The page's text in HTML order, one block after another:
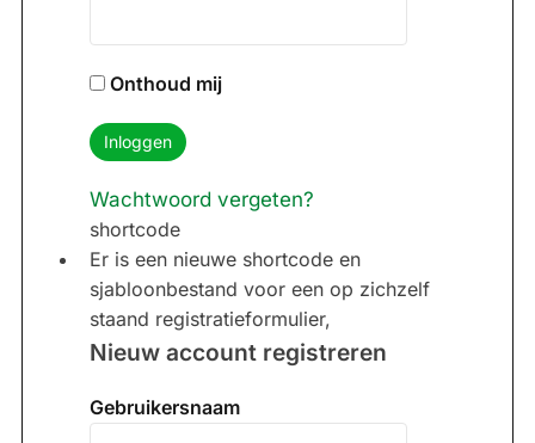
Onthoud mij
Wachtwoord vergeten?
shortcode
Er is een nieuwe shortcode en
sjabloonbestand voor een op zichzelf
staand registratieformulier,
Nieuw account registreren
Gebruikersnaam